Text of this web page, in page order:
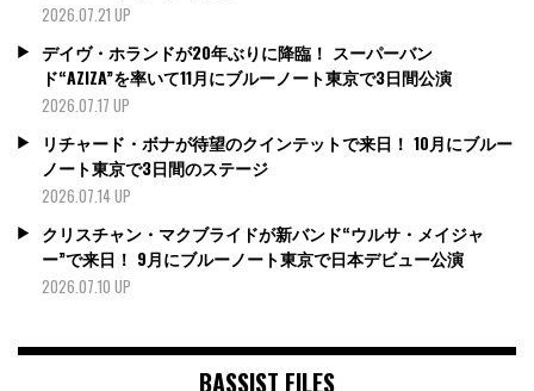
2026.07.21 UP
デイヴ・ホランドが20年ぶりに降臨！ スーパーバン
ド“AZIZA”を率いて11月にブルーノート東京で3日間公演
2026.07.17 UP
リチャード・ボナが待望のクインテットで来日！ 10月にブルー
ノート東京で3日間のステージ
2026.07.14 UP
クリスチャン・マクブライドが新バンド“ウルサ・メイジャ
ー”で来日！ 9月にブルーノート東京で日本デビュー公演
2026.07.10 UP
BASSIST FILES